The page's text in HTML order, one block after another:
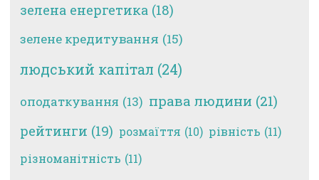
зелена енергетика (18)
зелене кредитування (15)
людський капітал (24)
оподаткування (13) права людини (21)
рейтинги (19) розмаїття (10) рівність (11)
різноманітність (11)